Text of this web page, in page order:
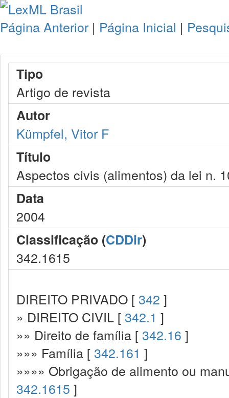
Página Anterior | Página Inicial |
Tipo
Artigo de revista
Autor
Kümpfel, Vitor F
Título
Aspectos civis (alimentos) da lei n.
Data
2004
Classificação (CDDir)
342.1615
DIREITO PRIVADO [ 342 ]
» DIREITO CIVIL [ 342.1 ]
»» Direito de família [ 342.16 ]
»»» Família [ 342.161 ]
»»»» Obrigação de alimento ou
342.1615 ]